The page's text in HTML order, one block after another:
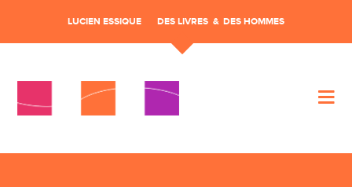
LUCIEN ESSIQUE DES LIVRES DES HOMMES